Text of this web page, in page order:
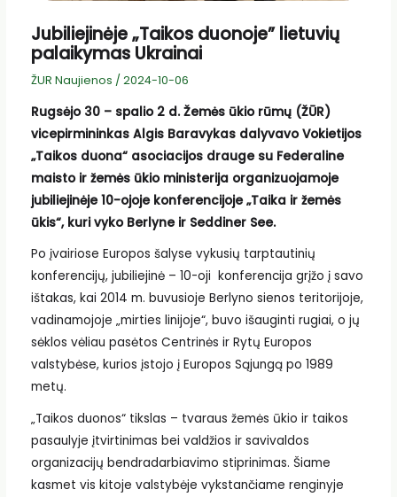
Jubiliejinėje „Taikos duonoje” lietuvių
palaikymas Ukrainai
ŽUR Naujienos / 2024-10-06
Rugsėjo 30 – spalio 2 d. Žemės ūkio rūmų (ŽŪR)
vicepirmininkas Algis Baravykas dalyvavo Vokietijos
„Taikos duona“ asociacijos drauge su Federaline
maisto ir žemės ūkio ministerija organizuojamoje
jubiliejinėje 10-ojoje konferencijoje „Taika ir žemės
ūkis“, kuri vyko Berlyne ir Seddiner See.
Po įvairiose Europos šalyse vykusių tarptautinių
konferencijų, jubiliejinė – 10-oji konferencija grįžo į savo
ištakas, kai 2014 m. buvusioje Berlyno sienos teritorijoje,
vadinamojoje „mirties linijoje“, buvo išauginti rugiai, o jų
sėklos vėliau pasėtos Centrinės ir Rytų Europos
valstybėse, kurios įstojo į Europos Sąjungą po 1989
metų.
„Taikos duonos“ tikslas – tvaraus žemės ūkio ir taikos
pasaulyje įtvirtinimas bei valdžios ir savivaldos
organizacijų bendradarbiavimo stiprinimas. Šiame
kasmet vis kitoje valstybėje vykstančiame renginyje